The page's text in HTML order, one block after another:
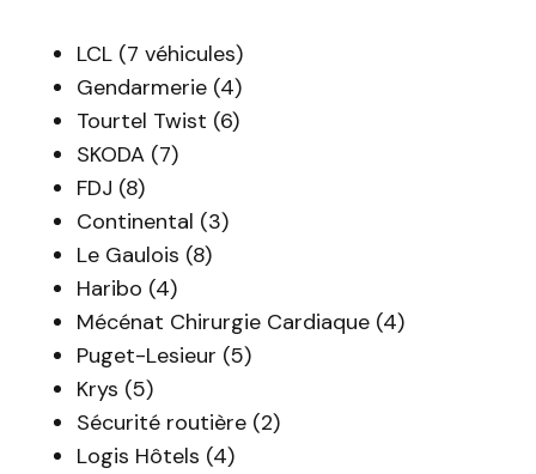
LCL (7 véhicules)
Gendarmerie (4)
Tourtel Twist (6)
SKODA (7)
FDJ (8)
Continental (3)
Le Gaulois (8)
Haribo (4)
Mécénat Chirurgie Cardiaque (4)
Puget-Lesieur (5)
Krys (5)
Sécurité routière (2)
Logis Hôtels (4)